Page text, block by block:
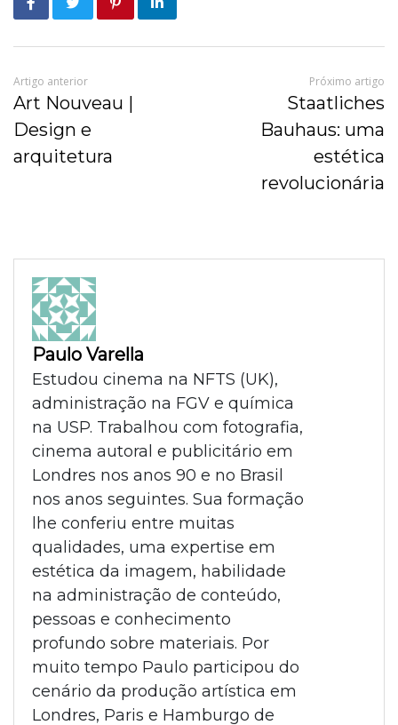
Artigo anterior
Art Nouveau |
Design e
arquitetura
Próximo artigo
Staatliches
Bauhaus: uma
estética
revolucionária
Paulo Varella
Estudou cinema na NFTS (UK),
administração na FGV e química
na USP. Trabalhou com fotografia,
cinema autoral e publicitário em
Londres nos anos 90 e no Brasil
nos anos seguintes. Sua formação
lhe conferiu entre muitas
qualidades, uma expertise em
estética da imagem, habilidade
na administração de conteúdo,
pessoas e conhecimento
profundo sobre materiais. Por
muito tempo Paulo participou do
cenário da produção artística em
Londres, Paris e Hamburgo de